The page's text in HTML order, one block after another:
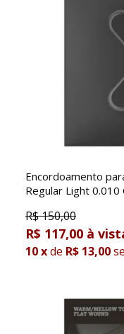
Encordoamento
Regular Light 0.010
R$150,00
R$ 117,00
10xde R$ 13,00